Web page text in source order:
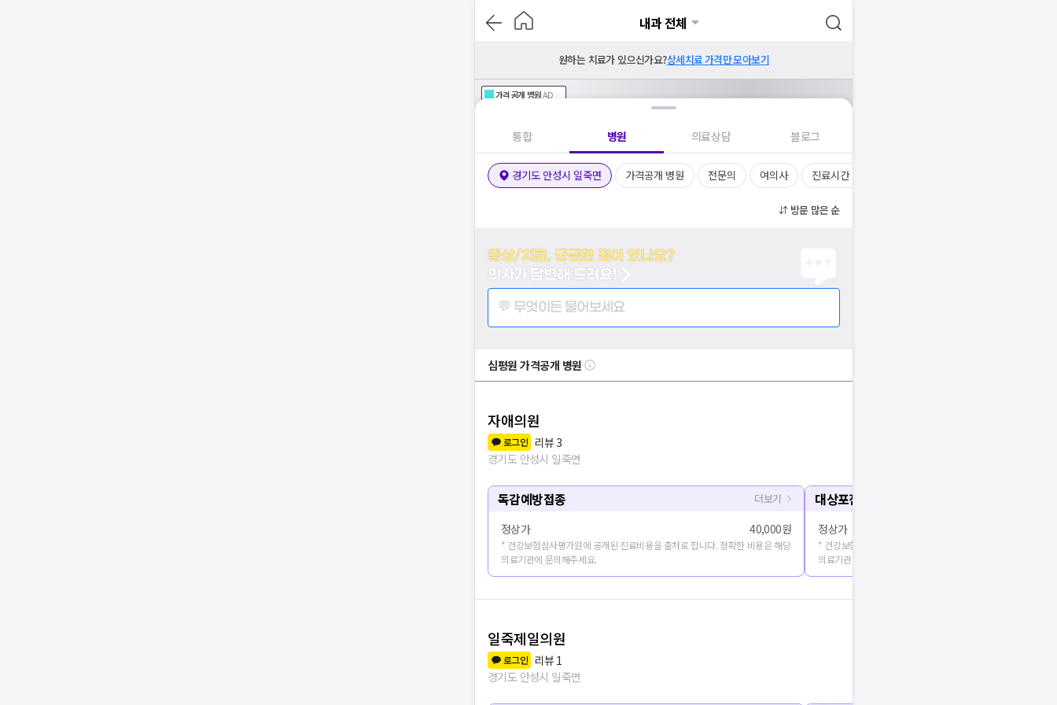
내과 전체
원하는 치료가 있으신가요?상세치료 가격만 모아보기
가격공개 병원AD
통합 병원 의료상담 블로그
경기도 안성시 일죽면 가격공개 병원 전문의 여의사 진료시간
방문 많은 순
증상/치료, 궁금한 점이 있나요?
의사가 답변해 드려요!
💬 무엇이든 물어보세요
심평원 가격공개 병원
자애의원
로그인 리뷰 3
경기도 안성시 일죽면
독감예방접종 더보기
정상가 40,000원
* 건강보험심사평가원에 공개된 진료비용을 출처로 합니다. 정확한 비용은 해당
의료기관에 문의해주세요.
대상포진 예방접종
정상가
* 건강보험심사평가원에 공개된 진료비용을 출처로 합니다. 정확
의료기관에 문의해주세요.
일죽제일의원
로그인 리뷰 1
경기도 안성시 일죽면